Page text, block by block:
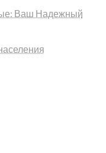
Ваш Надежный